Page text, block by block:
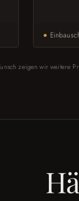
●
zeigen wir weitere